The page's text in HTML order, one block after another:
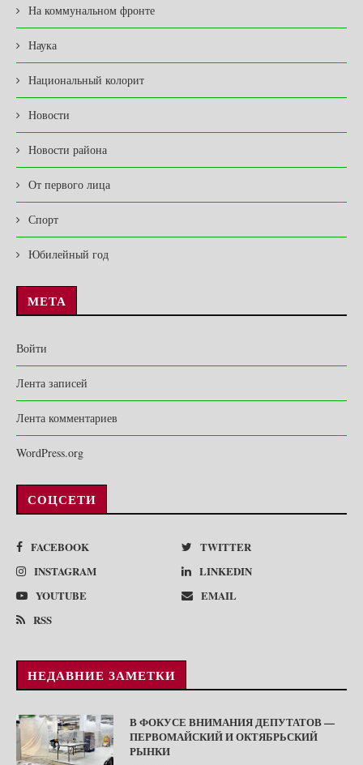
На коммунальном фронте
Наука
Национальный колорит
Новости
Новости района
От первого лица
Спорт
Юбилейный год
МЕТА
Войти
Лента записей
Лента комментариев
WordPress.org
СОЦСЕТИ
FACEBOOK
TWITTER
INSTAGRAM
LINKEDIN
YOUTUBE
EMAIL
RSS
НЕДАВНИЕ ЗАМЕТКИ
В ФОКУСЕ ВНИМАНИЯ ДЕПУТАТОВ —
ПЕРВОМАЙСКИЙ И ОКТЯБРЬСКИЙ
РЫНКИ